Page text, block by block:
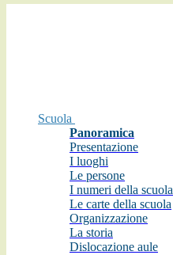
Scuola
Panoramica
Presentazione
I luoghi
Le persone
I numeri della scuola
Le carte della scuola
Organizzazione
La storia
Dislocazione aule